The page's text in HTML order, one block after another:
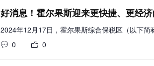
好消息！霍尔果斯迎来更快捷、更经
2024年12月17日，霍尔果斯综合保税区（以下简
0
0